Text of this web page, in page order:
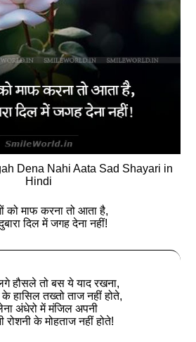
Dena Nahi Aata Sad Shayari in
Hindi
को माफ करना तो आता है,
दिल में जगह देना नहीं!
हौसले तो बस ये याद रखना,
के हासिल तख्‍तो ताज नहीं होते,
अंधेरो में मंजिल अपनी
के मोहताज नहीं होते!